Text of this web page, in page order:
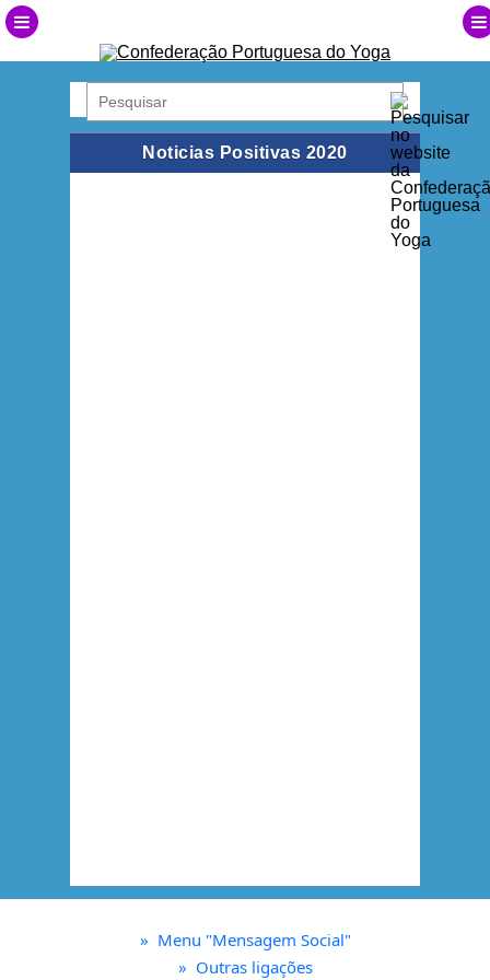
Noticias Positivas 2020
» Menu "Mensagem Social"
» Outras ligações